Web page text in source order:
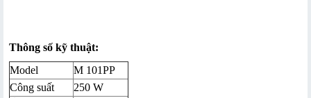
Thông số kỹ thuật:
Model
M 101PP
Công suất
250 W